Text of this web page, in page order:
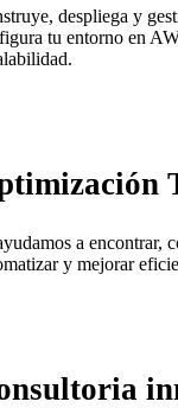
despliega y
tu entorno en
a encontrar,
y mejorar